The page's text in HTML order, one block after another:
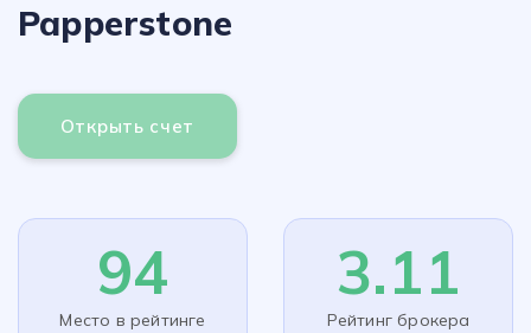
Papperstone
Открыть счет
94
Место в рейтинге
3.11
Рейтинг брокера